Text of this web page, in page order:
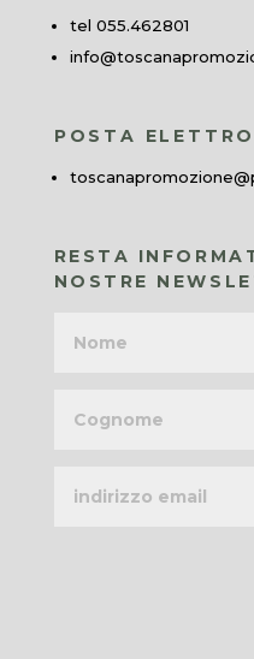
tel 055.462801
POSTA
RESTA
NOSTRE
email